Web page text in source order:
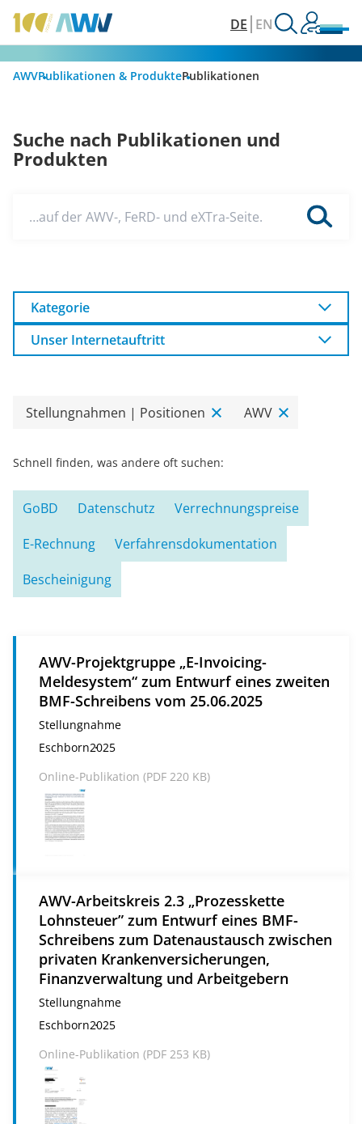
DE EN
AWVPublikationen & ProduktePublikationen
Suche nach Publikationen und
Produkten
…auf der AWV-, FeRD- und eXTra-Seite.
Kategorie
Unser Internetauftritt
Stellungnahmen | Positionen AWV
Schnell finden, was andere oft suchen:
GoBD Datenschutz
Verrechnungspreise
E-Rechnung
Verfahrensdokumentation
Bescheinigung
AWV-Projektgruppe „E-Invoicing-
Meldesystem“ zum Entwurf eines zweiten
BMF-Schreibens vom 25.06.2025
Stellungnahme
Eschborn2025
Online-Publikation (PDF 220 KB)
AWV-Arbeitskreis 2.3 „Prozesskette
Lohnsteuer” zum Entwurf eines BMF-
Schreibens zum Datenaustausch zwischen
privaten Krankenversicherungen,
Finanzverwaltung und Arbeitgebern
Stellungnahme
Eschborn2025
Online-Publikation (PDF 253 KB)